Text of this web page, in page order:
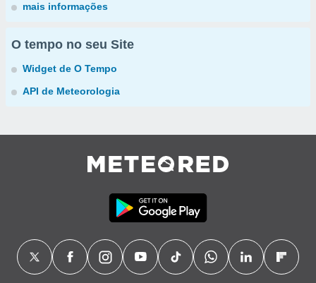
mais informações
O tempo no seu Site
Widget de O Tempo
API de Meteorologia